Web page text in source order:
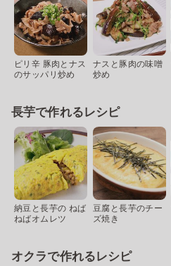
ピリ辛 豚肉とナス
のサッパリ炒め
ナスと豚肉の味噌
炒め
長芋で作れるレシピ
納豆と長芋の ねば
ねばオムレツ
豆腐と長芋のチー
ズ焼き
オクラで作れるレシピ